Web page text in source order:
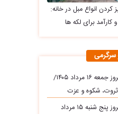
کردن انواع مبل در خانه:
کارآمد برای لکه ها
سرگرمی
فال ابجد امروز جمعه ۱۶ مرداد ۱۴۰۵/
ثروت، شکوه و عزت
فال ابجد امروز پنج شنبه ۱۵ مرداد